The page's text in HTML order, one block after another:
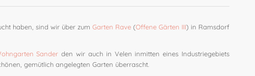
haben, sind wir über zum Garten Rave (Offene Gärten III) in Ramsdorf
Sander den wir auch in Velen inmitten eines Industriegebiets
gemütlich angelegten Garten überrascht.